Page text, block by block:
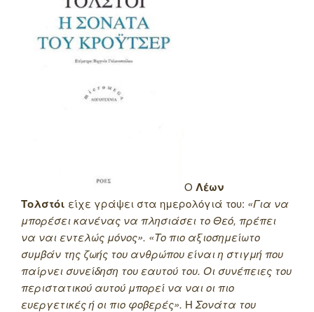
Ο Λέων
Τολστόι είχε γράψει στα ημερολόγιά του: «Για να
μπορέσει κανένας να πλησιάσει το Θεό, πρέπει
να ναι εντελώς μόνος». «Το πιο αξιοσημείωτο
συμβάν της ζωής του ανθρώπου είναι η στιγμή που
παίρνει συνείδηση του εαυτού του. Οι συνέπειες του
περιστατικού αυτού μπορεί να ναι οι πιο
ευεργετικές ή οι πιο φοβερές». Η Σονάτα του